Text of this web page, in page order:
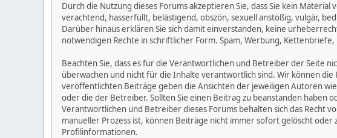
Durch die Nutzung dieses Forums akzeptieren Sie, dass Sie kein
verachtend, hasserfüllt, belästigend, obszön, sexuell anstößig, vulgär,
Darüber hinaus erklären Sie sich damit einverstanden, keine
notwendigen Rechte in schriftlicher Form. Spam, Werbung,
Beachten Sie, dass es für die Verantwortlichen und Betreiber der Seite
überwachen und nicht für die Inhalte verantwortlich sind. Wir können
veröffentlichten Beiträge geben die Ansichten der jeweiligen Autoren
oder die der Betreiber. Sollten Sie einen Beitrag zu beanstanden
Verantwortlichen und Betreiber dieses Forums behalten sich das Recht
manueller Prozess ist, können Beiträge nicht immer sofort gelöscht
Profilinformationen.